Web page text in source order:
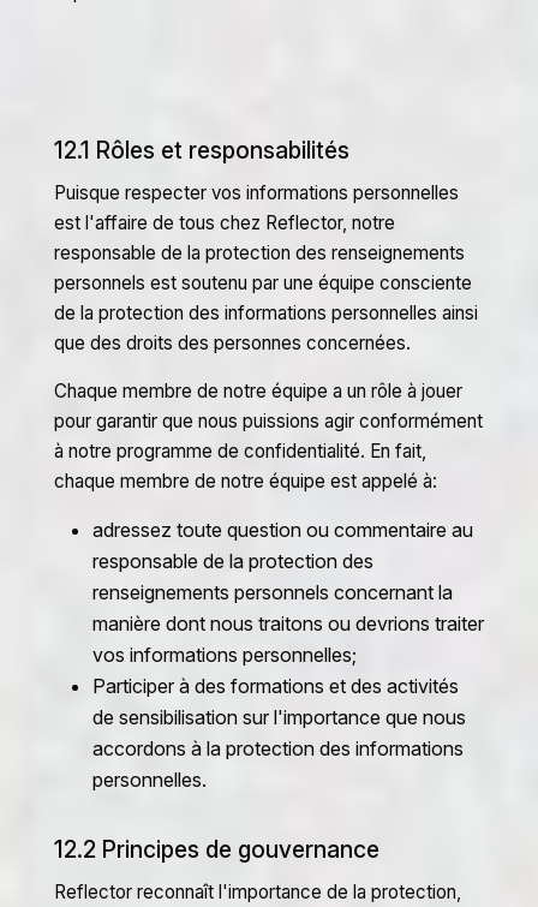
12.1 Rôles et responsabilités
Puisque respecter vos informations personnelles
est l'affaire de tous chez Reflector, notre
responsable de la protection des renseignements
personnels est soutenu par une équipe consciente
de la protection des informations personnelles ainsi
que des droits des personnes concernées.
Chaque membre de notre équipe a un rôle à jouer
pour garantir que nous puissions agir conformément
à notre programme de confidentialité. En fait,
chaque membre de notre équipe est appelé à:
adressez toute question ou commentaire au
responsable de la protection des
renseignements personnels concernant la
manière dont nous traitons ou devrions traiter
vos informations personnelles;
Participer à des formations et des activités
de sensibilisation sur l'importance que nous
accordons à la protection des informations
personnelles.
12.2 Principes de gouvernance
Reflector reconnaît l'importance de la protection,